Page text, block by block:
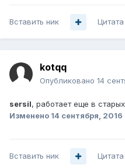
Вставить ник Цитата
kotqq
Опубликовано 14
sersil, работает еще в
Изменено 14 сентября, 2016
Вставить ник Цитата